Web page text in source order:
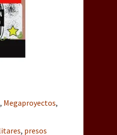
, Megaproyectos,
, presos